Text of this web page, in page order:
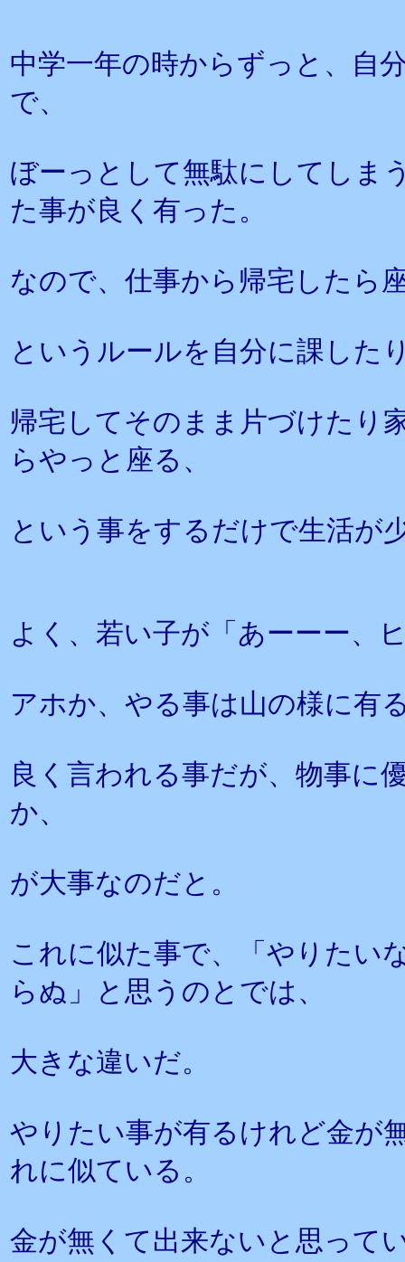
中学一年の時からずっと、自
で、
ぼーっとして無駄にしてしま
た事が良く有った。
なので、仕事から帰宅したら
というルールを自分に課した
帰宅してそのまま片づけたり
らやっと座る、
という事をするだけで生活が
よく、若い子が「あーーー、
アホか、やる事は山の様に有
良く言われる事だが、物事に
か、
が大事なのだと。
これに似た事で、「やりたい
らぬ」と思うのとでは、
大きな違いだ。
やりたい事が有るけれど金が
れに似ている。
金が無くて出来ないと思って